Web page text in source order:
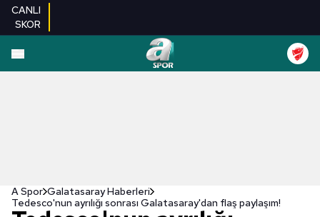
CANLI
SKOR
A Spor Galatasaray Haberleri
Tedesco'nun ayrılığı sonrası Galatasaray'dan flaş paylaşım!